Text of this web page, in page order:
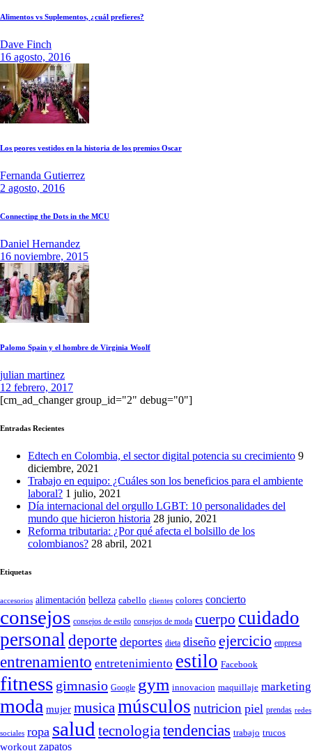
Alimentos vs Suplementos, ¿cuál prefieres?
Dave Finch
16 agosto, 2016
Los peores vestidos en la historia de los premios Oscar
Fernanda Gutierrez
2 agosto, 2016
Connecting the Dots in the MCU
Daniel Hernandez
16 noviembre, 2015
Palomo Spain y el hombre de Virginia Woolf
julian martinez
12 febrero, 2017
[cm_ad_changer group_id="2" debug="0"]
Entradas Recientes
Edtech en Colombia, el sector digital potencia su crecimiento 9
diciembre, 2021
Trabajo en equipo: ¿Cuáles son los beneficios para el ambiente
laboral? 1 julio, 2021
Día internacional del orgullo LGBT: 10 personalidades del
mundo que hicieron historia 28 junio, 2021
Reforma tributaria: ¿Por qué afecta el bolsillo de los
colombianos? 28 abril, 2021
Etiquetas
accesorios alimentación belleza cabello clientes colores concierto
consejos consejos de estilo consejos de moda cuerpo cuidado
personaldeporte deportes dieta diseño ejercicio empresa
entrenamiento entretenimiento estilo Facebook
fitness gimnasio Google gym innovacion maquillaje marketing
moda mujer musicamúsculos nutricion piel prendas redes
sociales ropa salud tecnologiatendencias trabajo trucos
workout zapatos